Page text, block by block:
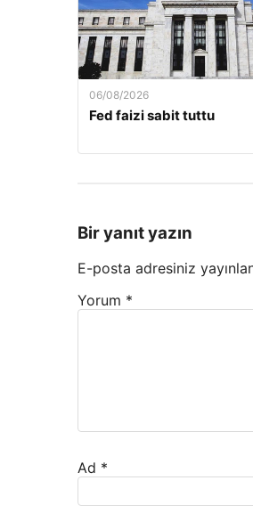
06/08/2026
Fed faizi sabit tuttu
Bir yanıt yazın
E-posta adresiniz
Yorum *
Ad *